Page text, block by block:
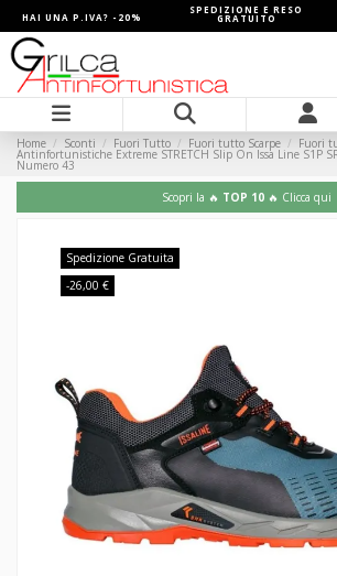
HAI UNA P.IVA? -20%
SPEDIZIONE E RESO
GRATUITO
Home Sconti Fuori Tutto Fuori tutto Scarpe Fuori
Antinfortunistiche Extreme STRETCH Slip On Issa Line S1P
Numero 43
Scopri la 🔥 TOP 10 🔥 Clicca qui
Spedizione Gratuita
-26,00 €